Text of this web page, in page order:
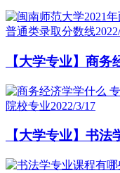
普通类录取分数线
【大学专业】商
院校专业2022/3/17
【大学专业】书